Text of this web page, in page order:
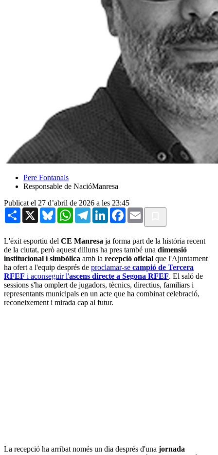
Pere Fontanals
Responsable de NacióManresa
Publicat el 27 d’abril de 2026 a les 23:45
Share X BlueskyWhatsAppTelegramLinkedInFacebook
Email
L'èxit esportiu del CE Manresa ja forma part de la història recent
de la ciutat, però aquest dilluns ha pres també una dimensió
institucional i simbòlica amb la recepció oficial que l'Ajuntament
ha ofert a l'equip després de proclamar-se campió de Tercera
RFEF i aconseguir l'ascens directe a Segona RFEF. El saló de
sessions s'ha omplert de jugadors, tècnics, directius, familiars i
representants municipals en un acte que ha combinat celebració,
reconeixement i mirada cap al futur.
La recepció ha arribat només un dia després d'una jornada